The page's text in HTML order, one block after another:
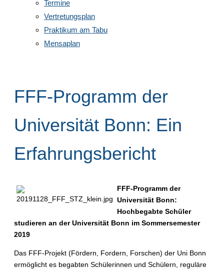
Termine
Vertretungsplan
Praktikum am Tabu
Mensaplan
FFF-Programm der
Universität Bonn: Ein
Erfahrungsbericht
FFF-Programm der
Universität Bonn:
Hochbegabte Schüler
studieren an der Universität Bonn im Sommersemester
2019
Das FFF-Projekt (Fördern, Fordern, Forschen) der Uni Bonn
ermöglicht es begabten Schülerinnen und Schülern, reguläre